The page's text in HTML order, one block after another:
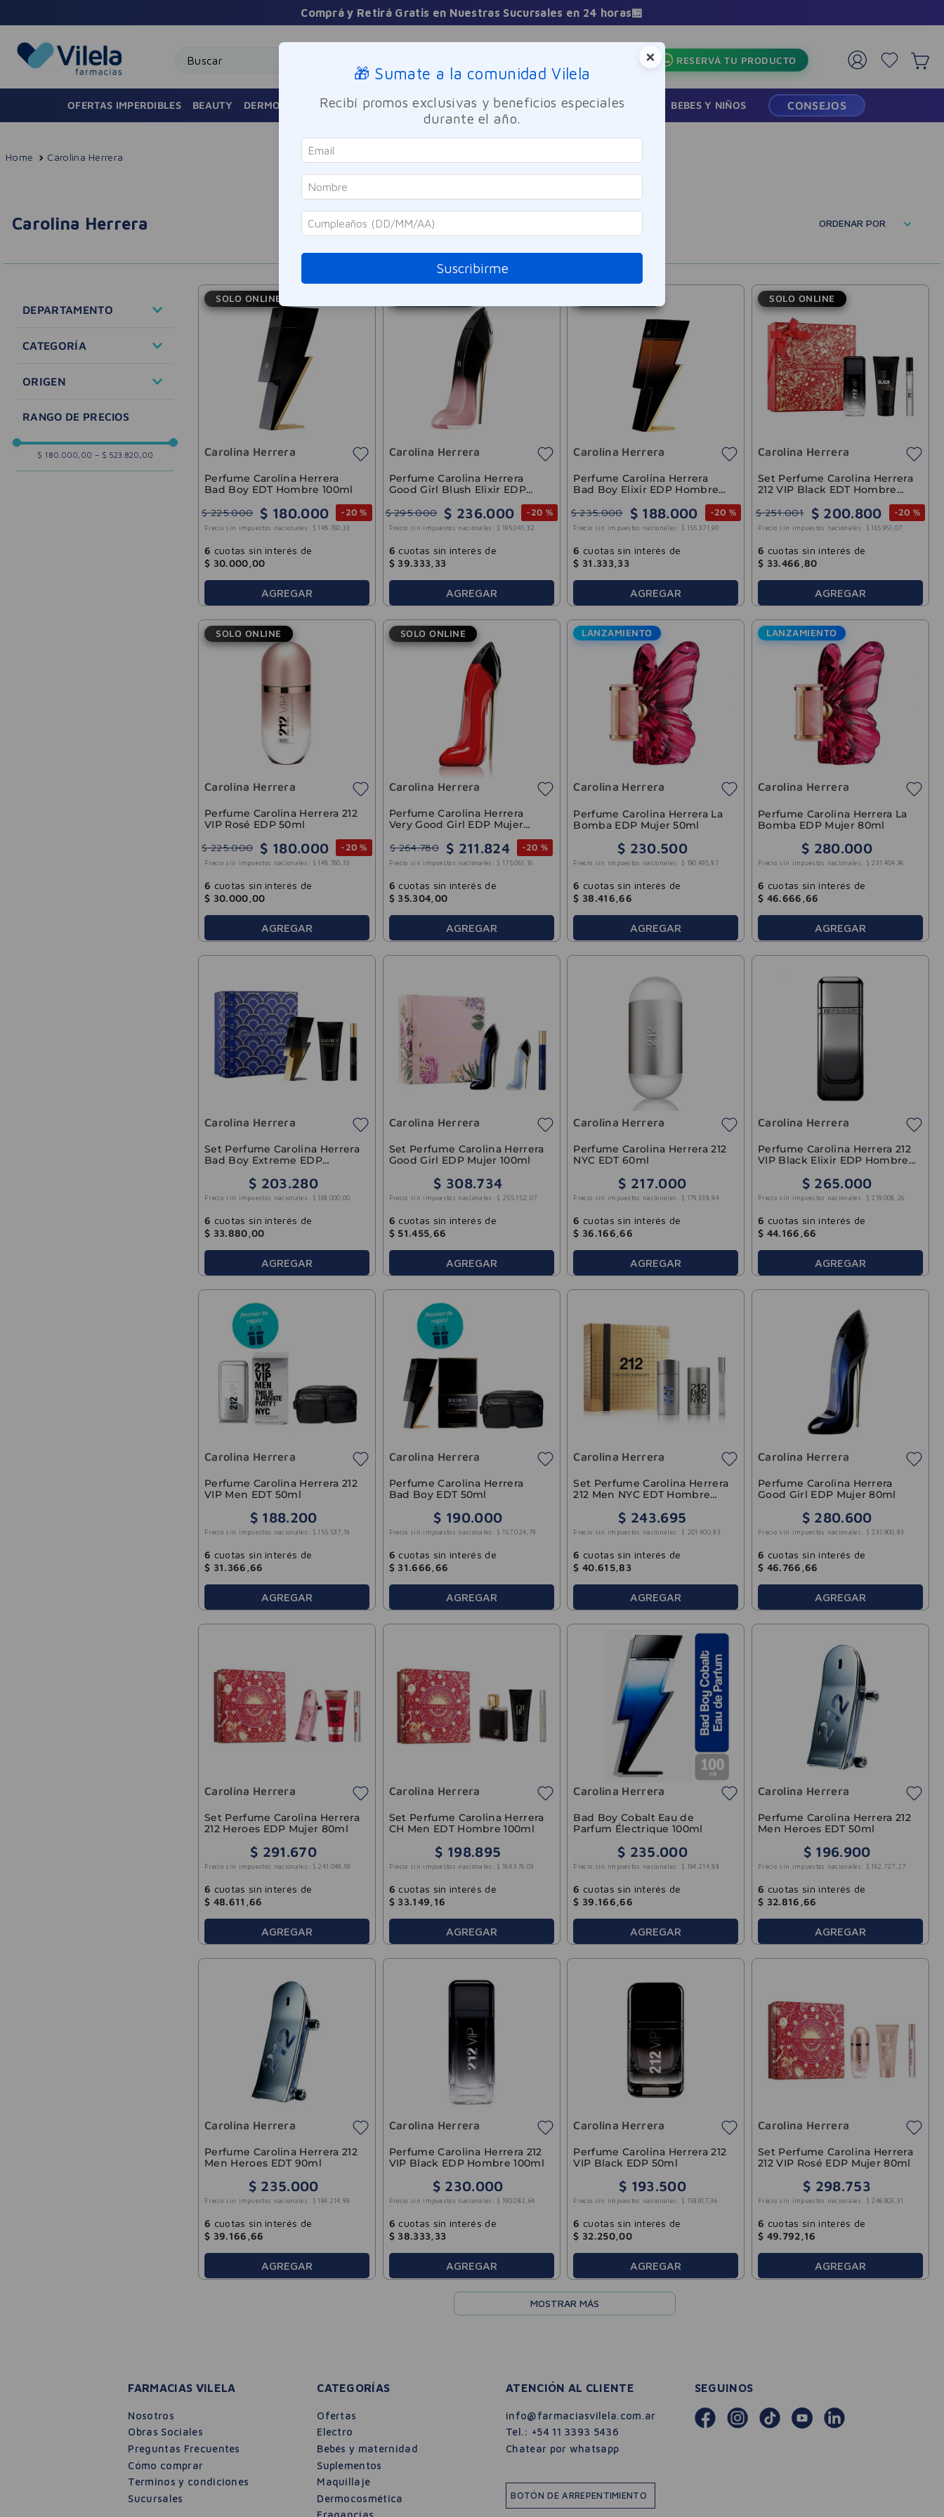
Comprá y Retirá Gratis en Nuestras Sucursales en 24 horas🏪
RESERVÁ TU PRODUCTO
OFERTAS IMPERDIBLES BEAUTY DERMOCOSMÉTICA FRAGANCIAS CUIDADO PERSONAL BIENESTAR Y FARMACIA BEBES Y NIÑOS CONSEJOS
Carolina Herrera
Carolina Herrera 31 PRODUCTOS ORDENAR POR
DEPARTAMENTO
CATEGORÍA
Mujeres
ORIGEN
$ 180.000,00 – $ 523.820,00
SOLO ONLINE
Carolina Herrera
Perfume Carolina Herrera
Bad Boy EDT Hombre 100ml
$ 225.000 $ 180.000 - 20 %
Precio sin impuestos nacionales: $ 148 . 760 ,33
6 cuotas sin interés de
$ 30.000 00
AGREGAR
Carolina Herrera
Perfume Carolina Herrera
Good Girl Blush Elixir EDP
$ 295.000 $ 236.000 - 20 %
Precio sin impuestos nacionales: $ 195.041 , 32
6 cuotas sin interés de
$ 39.333 33
AGREGAR
Carolina Herrera
Perfume Carolina Herrera
Bad Boy Elixir EDP Hombre
$ 235.000 $ 188.000 -20 %
Precio sin impuestos nacionales: $ 155 .371 ,90
6 cuotas sin interés de
$ 31 .333, 33
AGREGAR
SOLO ONLINE
Carolina Herrera
Set Perfume Carolina Herrera
212 VIP Black EDT Hombre
$ 251.001 $ 200.800 -20 %
Precio sin impuestos nacionales: $ 165.951 ,07
6 cuotas sin interés de
$ 33.466 80
AGREGAR
SOLO ONLINE
Carolina Herrera
Perfume Carolina Herrera 212
VIP Rosé EDP 50ml
$ 225.000 $ 180.000 - 20 %
Precio sin impuestos nacionales: $ 148 . 760 ,33
6 cuotas sin interés de
$ 30.000,00
AGREGAR
SOLO ONLINE
Carolina Herrera
Perfume Carolina Herrera
Very Good Girl EDP Mujer
$ 264.780 $ 211.824 -20 %
Precio sin impuestos nacionales: $ 175.061 , 16
6 cuotas sin interés de
$ 35.304,00
AGREGAR
LANZAMIENTO
Carolina Herrera
Perfume Carolina Herrera La
Bomba EDP Mujer 50ml
$ 230.500
Precio sin impuestos nacionales: $ 190 .495,87
6 cuotas sin interés de
$ 38.416 ,66
AGREGAR
LANZAMIENTO
Carolina Herrera
Perfume Carolina Herrera La
Bomba EDP Mujer 80ml
$ 280.000
Precio sin impuestos nacionales: $ 231 .404 ,96
6 cuotas sin interés de
$ 46.666 66
AGREGAR
Carolina Herrera
Set Perfume Carolina Herrera
Bad Boy Extreme EDP
$ 203.280
Precio sin impuestos nacionales: $ 168 000 00
6 cuotas sin interés de
$ 33.880 00
AGREGAR
Carolina Herrera
Set Perfume Carolina Herrera
Good Girl EDP Mujer 100ml
$ 308.734
Precio sin impuestos nacionales: $ 255. 152 07
6 cuotas sin interés de
$ 51.455 66
AGREGAR
Carolina Herrera
Perfume Carolina Herrera 212
NYC EDT 60ml
$ 217.000
Precio sin impuestos nacionales: $ 179 338 ,84
6 cuotas sin interés de
$ 36.166 ,66
AGREGAR
Carolina Herrera
Perfume Carolina Herrera 212
VIP Black Elixir EDP Hombre
$ 265.000
Precio sin impuestos nacionales: $ 219 008 26
6 cuotas sin interés de
$ 44.166 66
AGREGAR
Carolina Herrera
Perfume Carolina Herrera 212
VIP Men EDT 50ml
$ 188.200
Precio sin impuestos nacionales: $ 155 537 19
6 cuotas sin interés de
$ 31.366 66
AGREGAR
Carolina Herrera
Perfume Carolina Herrera
Bad Boy EDT 50ml
$ 190.000
Precio sin impuestos nacionales: $ 157.024 79
6 cuotas sin interés de
$ 31.666 66
AGREGAR
Carolina Herrera
Set Perfume Carolina Herrera
212 Men NYC EDT Hombre
$ 243.695
Precio sin impuestos nacionales: $ 201 400,83
6 cuotas sin interés de
$ 40.615,83
AGREGAR
Carolina Herrera
Perfume Carolina Herrera
Good Girl EDP Mujer 80ml
$ 280.600
Precio sin impuestos nacionales: $ 231 900 83
6 cuotas sin interés de
$ 46.766 66
AGREGAR
Carolina Herrera
Set Perfume Carolina Herrera
212 Heroes EDP Mujer 80ml
$ 291.670
Precio sin impuestos nacionales: $ 241 .049 , 59
6 cuotas sin interés de
$ 48.611 66
AGREGAR
Carolina Herrera
Set Perfume Carolina Herrera
CH Men EDT Hombre 100ml
$ 198.895
Precio sin impuestos nacionales: $ 164.376, 03
6 cuotas sin interés de
$ 33.149 16
AGREGAR
Carolina Herrera
Bad Boy Cobalt Eau de
Parfum Électrique 100ml
$ 235.000
Precio sin impuestos nacionales: $ 194 .214,88
6 cuotas sin interés de
$ 39.166 ,66
AGREGAR
Carolina Herrera
Perfume Carolina Herrera 212
Men Heroes EDT 50ml
$ 196.900
Precio sin impuestos nacionales: $ 162 . 727 , 27
6 cuotas sin interés de
$ 32.816 66
AGREGAR
Carolina Herrera
Perfume Carolina Herrera 212
Men Heroes EDT 90ml
$ 235.000
Precio sin impuestos nacionales: $ 194. 214 ,88
6 cuotas sin interés de
$ 39.166,66
AGREGAR
Carolina Herrera
Perfume Carolina Herrera 212
VIP Black EDP Hombre 100ml
$ 230.000
Precio sin impuestos nacionales: $ 190.082 , 64
6 cuotas sin interés de
$ 38.333,33
AGREGAR
Carolina Herrera
Perfume Carolina Herrera 212
VIP Black EDP 50ml
$ 193.500
Precio sin impuestos nacionales: $ 159 .917,36
6 cuotas sin interés de
$ 32.250,00
AGREGAR
Carolina Herrera
Set Perfume Carolina Herrera
212 VIP Rosé EDP Mujer 80ml
$ 298.753
Precio sin impuestos nacionales: $ 246.903 ,31
6 cuotas sin interés de
$ 49.792,16
AGREGAR
MOSTRAR MÁS
FARMACIAS VILELA
Nosotros
Obras Sociales
Preguntas Frecuentes
Cómo comprar
Terminos y condiciones
Sucursales
CATEGORÍAS
Ofertas
Electro
Bebés y maternidad
Suplementos
Maquillaje
Dermocosmética
ATENCIÓN AL CLIENTE
info@farmaciasvilela.com.ar
Tel.: +54 11 3393 5436
Chatear por whatsapp
BOTÓN DE ARREPENTIMIENTO
SEGUINOS
×
🎁 Sumate a la comunidad Vilela
Recibí promos exclusivas y beneficios especiales
durante el año.
Suscribirme